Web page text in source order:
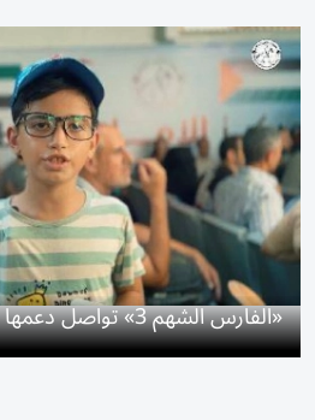
«الفارس الشهم 3» تواصل دعمها الإنساني في غزة